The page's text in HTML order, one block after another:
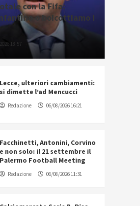
con la Fifa:
o boicottiamo i
18:57
Lecce, ulteriori cambiamenti:
si dimette l’ad Mencucci
Redazione 06/08/2026 16:21
Facchinetti, Antonini, Corvino
e non solo: il 21 settembre il
Palermo Football Meeting
Redazione 06/08/2026 11:31